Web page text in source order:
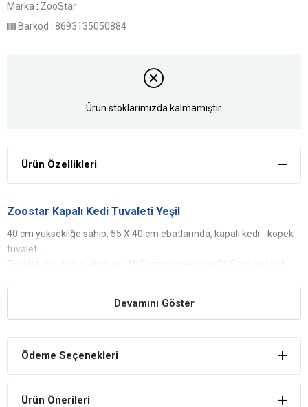
Marka : ZooStar
Barkod : 8693135050884
Ürün stoklarımızda kalmamıştır.
Ürün Özellikleri
Zoostar Kapalı Kedi Tuvaleti Yeşil
40 cm yüksekliğe sahip, 55 X 40 cm ebatlarında, kapalı kedi - köpek
tuvaleti.
Tuvalet giriş kapısı ebatları : 19.5 cm yükseklik ve 21.5 cm genişlik
Devamını Göster
Ödeme Seçenekleri
Ürün Önerileri